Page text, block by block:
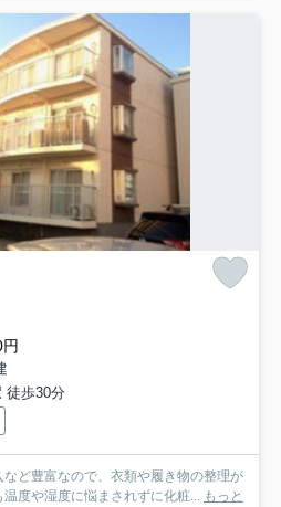
徒歩30分
ど豊富なので、衣類や履き物の整理が
度や湿度に悩まされずに化粧... もっと